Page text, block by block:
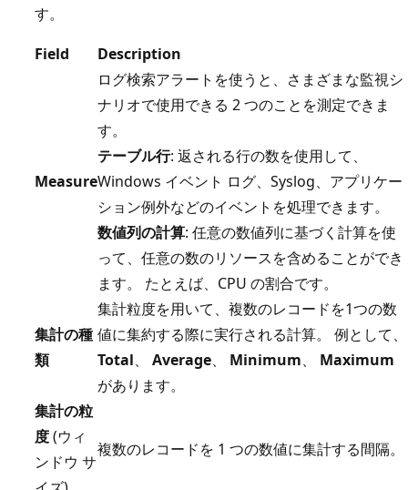
す。
Field
Description
Measure
ログ検索アラートを使うと、さまざまな監視シ
ナリオで使用できる 2 つのことを測定できま
す。
テーブル行: 返される行の数を使用して、
Windows イベント ログ、Syslog、アプリケー
ション例外などのイベントを処理できます。
数値列の計算: 任意の数値列に基づく計算を使
って、任意の数のリソースを含めることができ
ます。 たとえば、CPU の割合です。
集計の種
類
集計粒度を用いて、複数のレコードを1つの数
値に集約する際に実行される計算。 例として、
Total、 Average、 Minimum、 Maximum
があります。
集計の粒
度(ウィ
ンドウ サ
複数のレコードを 1 つの数値に集計する間隔。